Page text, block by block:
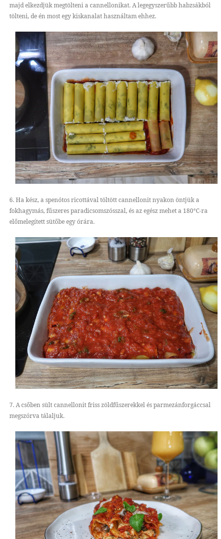
majd elkezdjük megtölteni a cannellonikat. A legegyszerűbb habzsákból
tölteni, de én most egy kiskanalat használtam ehhez.
6. Ha kész, a spenótos ricottával töltött cannellonit nyakon öntjük a
fokhagymás, fűszeres paradicsomszósszal, és az egész mehet a 180°C-ra
előmelegített sütőbe egy órára.
7. A csőben sült cannellonit friss zöldfűszerekkel és parmezánforgáccsal
megszórva tálaljuk.